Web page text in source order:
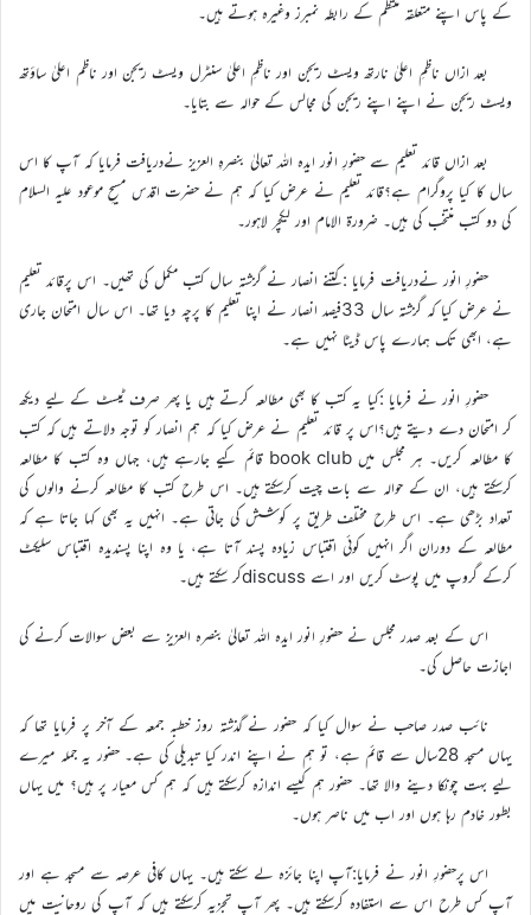
کے پاس اپنے متعلقہ منتظم کے رابطہ نمبرز وغیرہ ہوتے ہیں۔
بعد ازاں ناظمِ اعلیٰ نارتھ ویسٹ ریجن اور ناظمِ اعلیٰ سنٹرل ویسٹ ریجن اور ناظم اعلیٰ ساؤتھ
ویسٹ ریجن نے اپنے اپنے ریجن کی مجالس کے حوالہ سے بتایا۔
بعد ازاں قائد تعلیم سے حضورِ انور ایدہ اللہ تعالیٰ بنصرہِ العزیز نےدریافت فرمایا کہ آپ کا اس
سال کا کیا پروگرام ہے؟قائد تعلیم نے عرض کیا کہ ہم نے حضرت اقدس مسیحِ موعود علیہ السلام
کی دو کتب منتخب کی ہیں۔ ضرورۃ الامام اور لیکچر لاہور۔
حضورِ انور نےدریافت فرمایا :کتنے انصار نے گزشتہ سال کتب مکمل کی تھیں۔ اس پرقائد تعلیم
نے عرض کیا کہ گزشتہ سال 33فیصد انصار نے اپنا تعلیم کا پرچہ دیا تھا۔ اس سال امتحان جاری
ہے، ابھی تک ہمارے پاس ڈیٹا نہیں ہے۔
حضورِ انور نے فرمایا :کیا یہ کتب کا بھی مطالعہ کرتے ہیں یا پھر صرف ٹیسٹ کے لیے دیکھ
کر امتحان دے دیتے ہیں؟اس پر قائد تعلیم نے عرض کیا کہ ہم انصار کو توجہ دلاتے ہیں کہ کتب
کا مطالعہ کریں۔ ہر مجلس میں book club قائم کیے جارہے ہیں، جہاں وہ کتب کا مطالعہ
کرسکتے ہیں، ان کے حوالہ سے بات چیت کرسکتے ہیں۔ اس طرح کتب کا مطالعہ کرنے والوں کی
تعداد بڑھی ہے۔ اس طرح مختلف طریق پر کوشش کی جاتی ہے۔ انہیں یہ بھی کہا جاتا ہے کہ
مطالعہ کے دوران اگر انہیں کوئی اقتباس زیادہ پسند آتا ہے، یا وہ اپنا پسندیدہ اقتباس سلیکٹ
کرکے گروپ میں پوسٹ کریں اور اسے discussکر سکتے ہیں۔
اس کے بعد صدر مجلس نے حضورِ انور ایدہ اللہ تعالیٰ بنصرہ العزیز سے بعض سوالات کرنے کی
اجازت حاصل کی۔
نائب صدر صاحب نے سوال کیا کہ حضور نے گذشتہ روز خطبہ جمعہ کے آخر پر فرمایا تھا کہ
یہاں مسجد 28سال سے قائم ہے، تو ہم نے اپنے اندر کیا تبدیلی کی ہے۔ حضور یہ جملہ میرے
لیے بہت چونکا دینے والا تھا۔ حضور ہم کیسے اندازہ کرسکتے ہیں کہ ہم کس معیار پر ہیں؟ میں یہاں
بطور خادم رہا ہوں اور اب میں ناصر ہوں۔
اس پرحضورِ انور نے فرمایا:آپ اپنا جائزہ لے سکتے ہیں۔ یہاں کافی عرصہ سے مسجد ہے اور
آپ کس طرح اس سے استفادہ کرسکتے ہیں۔ پھر آپ تجزیہ کرسکتے ہیں کہ آپ کی روحانیت میں